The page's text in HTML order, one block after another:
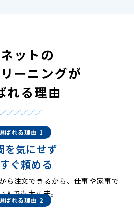
ットの
ーニングが
れる理由
ばれる理由 1
を気にせず
ぐ頼める
ら注文できるから、仕事や家事で
人でも大丈夫。
ばれる理由 2